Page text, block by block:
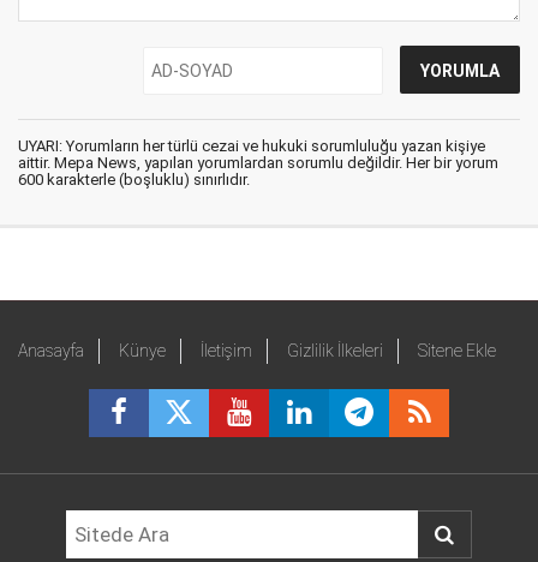
UYARI: Yorumların her türlü cezai ve hukuki sorumluluğu yazan kişiye
aittir. Mepa News, yapılan yorumlardan sorumlu değildir. Her bir yorum
600 karakterle (boşluklu) sınırlıdır.
Anasayfa Künye İletişim Gizlilik İlkeleri Sitene Ekle